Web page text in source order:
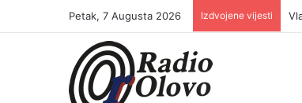
Petak, 7 Augusta 2026 Izdvojene vijesti